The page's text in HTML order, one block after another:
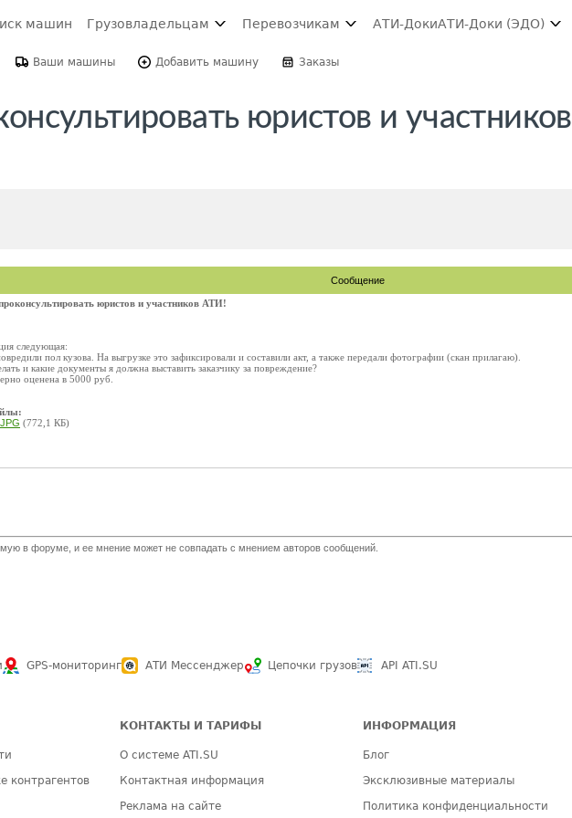
машин Грузовладельцам Перевозчикам АТИ-ДокиАТИ-Доки (ЭДО)
Ваши машины Добавить машину Заказы
юристов и участников
Сообщение
юристов и участников АТИ!
следующая:
пол кузова. На выгрузке это зафиксировали и составили акт, а также передали фотографии (скан прилагаю).
и какие документы я должна выставить заказчику за повреждение?
оценена в 5000 руб.
(772,1 КБ)
в форуме, и ее мнение может не совпадать с мнением авторов сообщений.
GPS-мониторинг АТИ Мессенджер Цепочки грузов API ATI.SU
контрагентов
КОНТАКТЫ И ТАРИФЫ
О системе ATI.SU
Контактная информация
Реклама на сайте
ИНФОРМАЦИЯ
Блог
Эксклюзивные материалы
Политика конфиденциальности